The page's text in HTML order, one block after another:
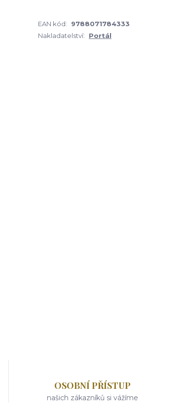
EAN kód:
9788071784333
Nakladatelství: Portál
OSOBNÍ PŘÍSTUP
našich zákazníků si vážíme